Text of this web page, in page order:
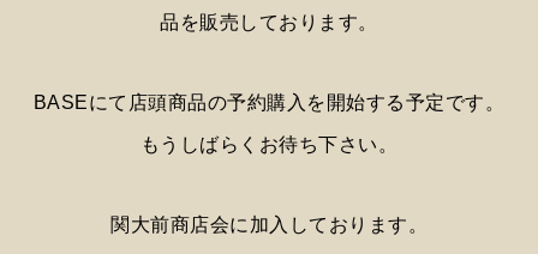
品を販売しております。
BASEにて店頭商品の予約購入を開始する予定です。
もうしばらくお待ち下さい。
関大前商店会に加入しております。